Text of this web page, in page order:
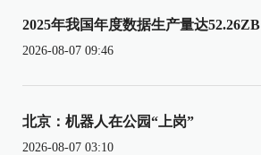
2025年我国年度数据生产量达52.26ZB
2026-08-07 09:46
北京：机器人在公园“上岗”
2026-08-07 03:10